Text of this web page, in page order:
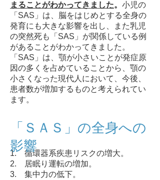
まることがわかってきました。 小児の
「SAS」は、脳をはじめとする全身の
発育にも大きな影響を出し、また乳児
の突然死も「SAS」が関係している例
があることがわかってきました。
「SAS」は、顎が小さいことが発症原
因の多くを占めていることから、顎の
小さくなった現代人において、今後、
患者数が増加するものと考えられてい
ます。
1. 循環器系疾患リスクの増大。
2. 居眠り運転の増加。
3. 集中力の低下。
「ＳＡＳ」の全身への
影響